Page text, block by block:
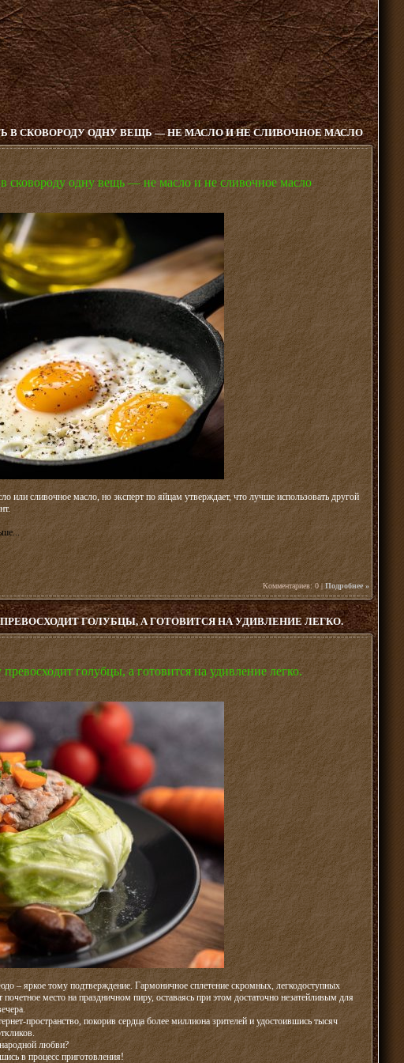
В СКОВОРОДУ ОДНУ ВЕЩЬ — НЕ МАСЛО И НЕ СЛИВОЧНОЕ МАСЛО
сковороду одну вещь — не масло и не сливочное масло
сливочное масло, но эксперт по яйцам утверждает, что лучше использовать другой
Комментариев: 0 |Подробнее »
ГОЛУБЦЫ, А ГОТОВИТСЯ НА УДИВЛЕНИЕ ЛЕГКО.
голубцы, а готовится на удивление легко.
– яркое тому подтверждение. Гармоничное сплетение скромных, легкодоступных
место на праздничном пиру, оставаясь при этом достаточно незатейливым для
пространство, покорив сердца более миллиона зрителей и удостоившись тысяч
любви?
в процесс приготовления!